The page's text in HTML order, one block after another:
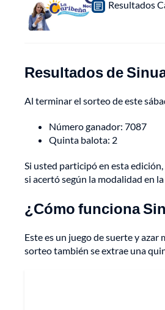
Resultados
Resultados de
Al terminar el sorteo de este
Número ganador: 7087
Quinta balota: 2
Si usted participó en esta
si acertó según la modalidad en
¿Cómo funciona
Este es un juego de suerte y
sorteo también se extrae una